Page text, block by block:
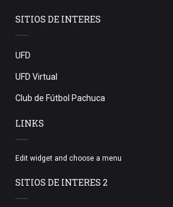
SITIOS DE INTERES
UFD
UFD Virtual
Club de Fútbol Pachuca
LINKS
Edit widget and choose a menu
SITIOS DE INTERES 2